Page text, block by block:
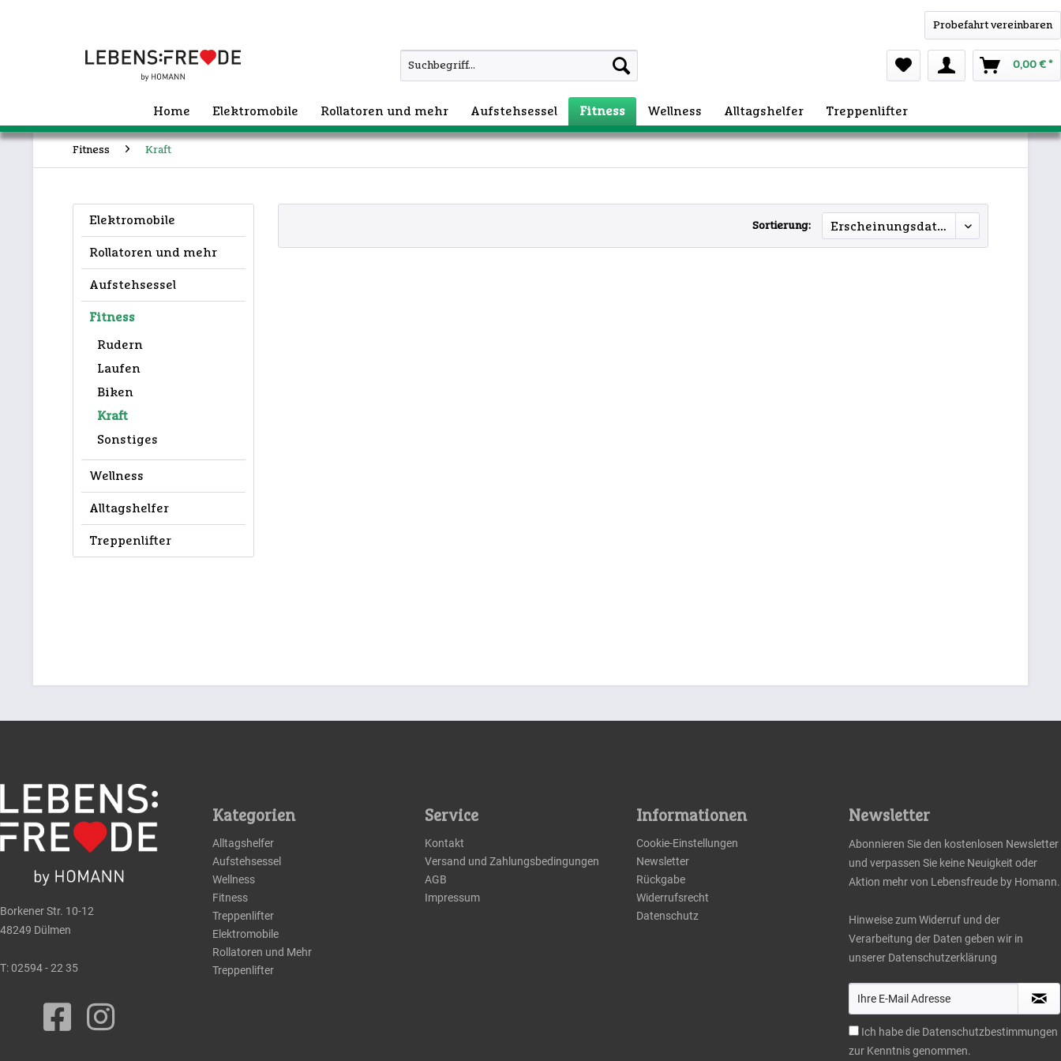
Probefahrt vereinbaren
0,00 € *
Home Elektromobile Rollatoren und mehr Aufstehsessel Fitness Wellness Alltagshelfer Treppenlifter
Fitness Kraft
Elektromobile
Rollatoren und mehr
Aufstehsessel
Fitness
Rudern
Laufen
Biken
Kraft
Sonstiges
Wellness
Alltagshelfer
Treppenlifter
Sortierung:
Borkener Str. 10-12
48249 Dülmen
T:02594 - 22 35
Kategorien
Alltagshelfer
Aufstehsessel
Wellness
Fitness
Treppenlifter
Elektromobile
Rollatoren und Mehr
Treppenlifter
Service
Kontakt
Versand und Zahlungsbedingungen
AGB
Impressum
Informationen
Cookie-Einstellungen
Newsletter
Rückgabe
Widerrufsrecht
Datenschutz
Newsletter
Abonnieren Sie den kostenlosen Newsletter
und verpassen Sie keine Neuigkeit oder
Aktion mehr von Lebensfreude by Homann.
Hinweise zum Widerruf und der
Verarbeitung der Daten geben wir in
unserer Datenschutzerklärung
Ich habe die Datenschutzbestimmungen
zur Kenntnis genommen.